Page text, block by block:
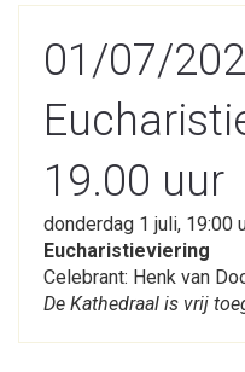
01/07/
19.00 uur
donderdag 1 juli, 19:00
Eucharistieviering
Celebrant: Henk van
De Kathedraal is vrij